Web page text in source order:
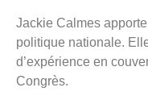
Jackie Calmes
politique nationale.
d’expérience en
Congrès.